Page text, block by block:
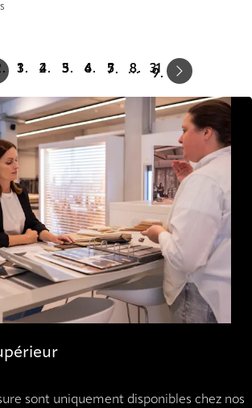
1 2 3 4 5 … 31 Next
sont uniquement disponibles chez nos